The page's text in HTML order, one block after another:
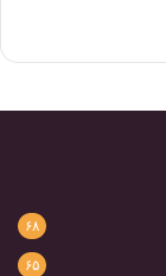
۶۸
۶۵